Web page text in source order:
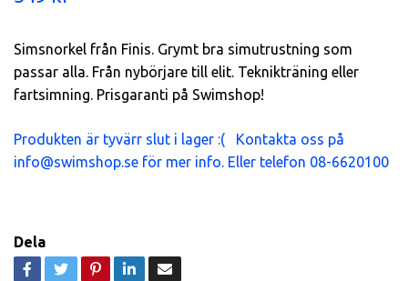
Simsnorkel från Finis. Grymt bra simutrustning som
passar alla. Från nybörjare till elit. Teknikträning eller
fartsimning. Prisgaranti på Swimshop!
Produkten är tyvärr slut i lager :( Kontakta oss på
info@swimshop.se för mer info. Eller telefon 08-6620100
Dela